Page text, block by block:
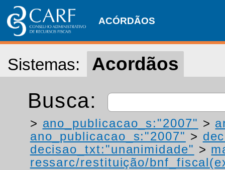
ACÓRDÃOS
Sistemas: Acordãos
Busca:
> ano_publicacao_s:"2007" >
ano_publicacao_s:"2007" >
decisao_txt:"unanimidade" >
ressarc/restituição/